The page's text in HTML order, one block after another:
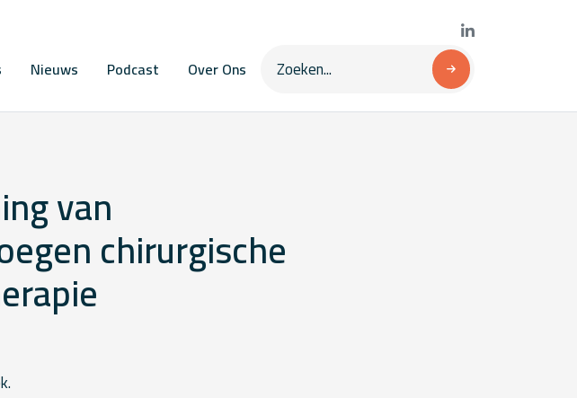
Nieuws Podcast Over Ons
van
chirurgische